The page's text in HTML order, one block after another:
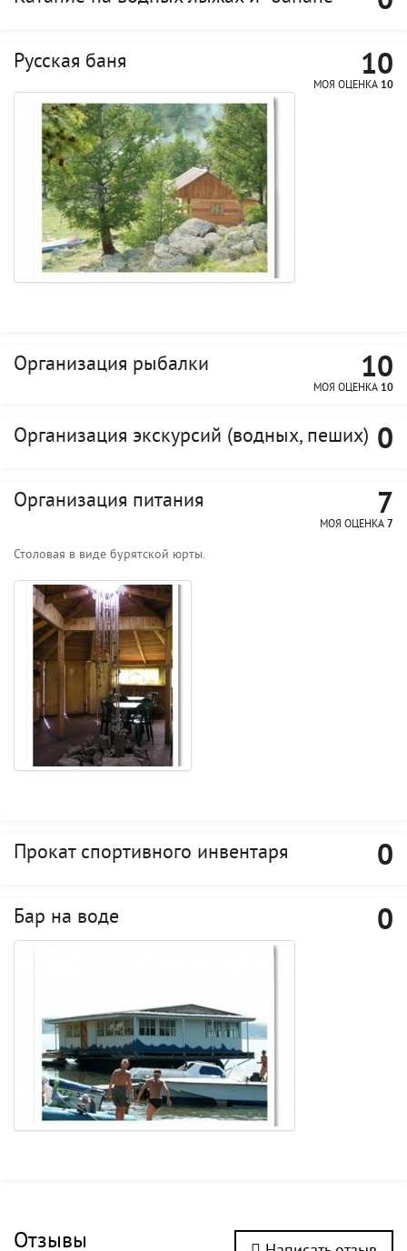
Русская баня 10
МОЯ ОЦЕНКА 10
Организация рыбалки 10
МОЯ ОЦЕНКА 10
Организация экскурсий (водных, пеших) 0
Организация питания 7
МОЯ ОЦЕНКА 7
Столовая в виде бурятской юрты.
Прокат спортивного инвентаря 0
Бар на воде 0
Отзывы